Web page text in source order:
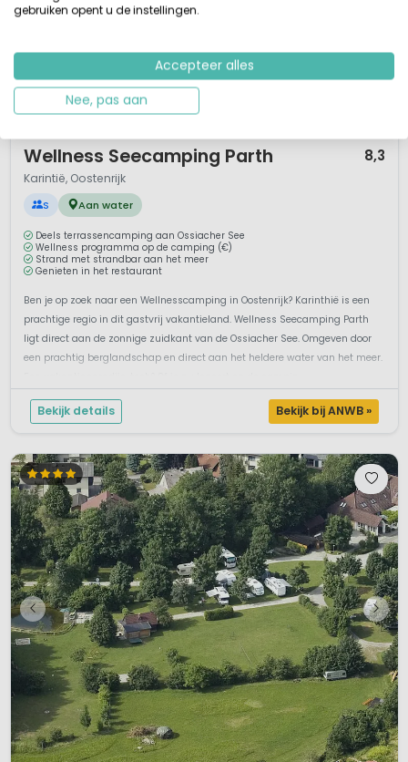
1 / 12
Wellness Seecamping Parth 8,3
Karintië, Oostenrijk
S Aan water
Deels terrassencamping aan Ossiacher See
Wellness programma op de camping (€)
Strand met strandbar aan het meer
Genieten in het restaurant
Ben je op zoek naar een Wellnesscamping in Oostenrijk? Karinthië is een
prachtige regio in dit gastvrij vakantieland. Wellness Seecamping Parth
ligt direct aan de zonnige zuidkant van de Ossiacher See. Omgeven door
een prachtig berglandschap en direct aan het heldere water van het meer.
Bekijk details Bekijk bij ANWB »
gebruiken opent u de instellingen.
Accepteer alles
Nee, pas aan